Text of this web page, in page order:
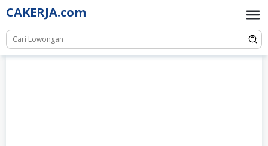
Skip
to
content
CAKERJA.com